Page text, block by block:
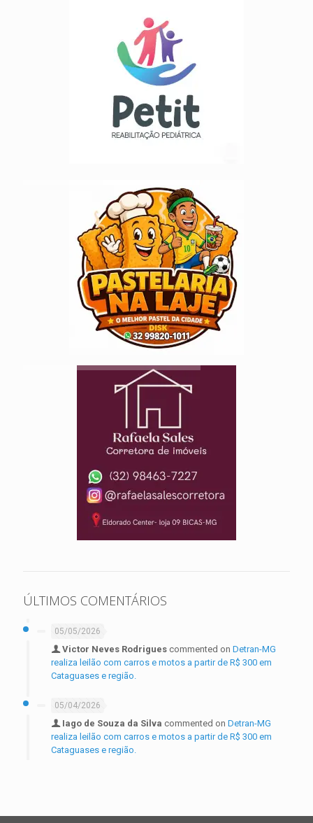
ÚLTIMOS COMENTÁRIOS
05/05/2026
Victor Neves Rodrigues commented on Detran-MG
realiza leilão com carros e motos a partir de R$ 300 em
Cataguases e região.
05/04/2026
Iago de Souza da Silva commented on Detran-MG
realiza leilão com carros e motos a partir de R$ 300 em
Cataguases e região.